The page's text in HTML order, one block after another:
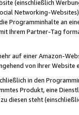
(einschließlich
Networking-
Programminhalte an
Ihrem Partner-Tag
auf einer Amazon-
von Ihrer
in den
Produkt, eine
diesen steht